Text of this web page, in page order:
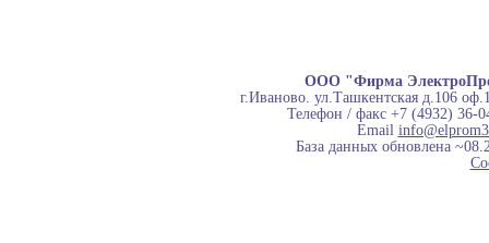
ООО "Фирма
г.Иваново. ул.Ташкентская д.106
Телефон / факс +7 (4932) 36-
Email
База данных обновлена